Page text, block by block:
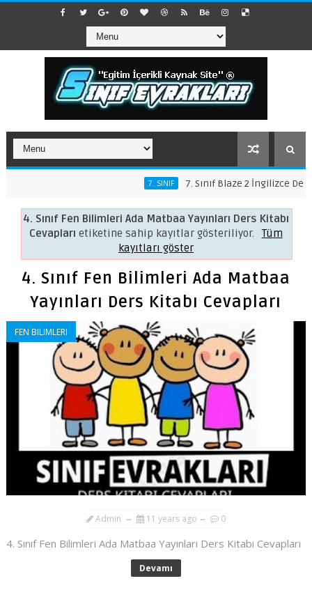
7. SINIF 7. Sınıf Blaze 2 İngilizce Ders
4. Sınıf Fen Bilimleri Ada Matbaa Yayınları Ders Kitabı
Cevapları etiketine sahip kayıtlar gösteriliyor.
Tüm
kayıtları göster
4. Sınıf Fen Bilimleri Ada Matbaa
Yayınları Ders Kitabı Cevapları
FEN BILIMLERI
Admin 11 years ago 0
4. Sınıf Fen Bilimleri Ada Matbaa Yayınları Ders Kitabı Cevapları
Devamı